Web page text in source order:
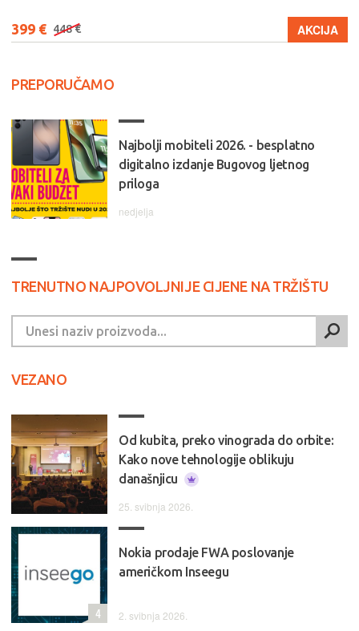
399 € 448 € AKCIJA
PREPORUČAMO
Najbolji mobiteli 2026. - besplatno
digitalno izdanje Bugovog ljetnog
priloga
nedjelja
TRENUTNO NAJPOVOLJNIJE CIJENE NA TRŽIŠTU
VEZANO
Od kubita, preko vinograda do orbite:
Kako nove tehnologije oblikuju
današnjicu
25. svibnja 2026.
Nokia prodaje FWA poslovanje
američkom Inseegu
2. svibnja 2026.
4